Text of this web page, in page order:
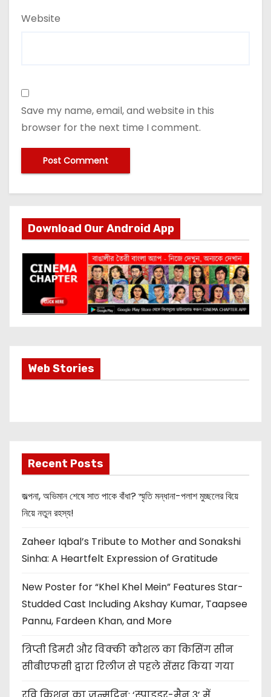
Website
Save my name, email, and website in this
browser for the next time I comment.
Download Our Android App
Web StoriesMost Important
Info about
Recent Posts
জল্পনা, অভিমান শেষে সাত পাকে বাঁধা? স্মৃতি মন্ধানা-পলাশ মুচ্ছলের বিয়ে
নিয়ে নতুন রহস্য!
Zaheer Iqbal’s Tribute to Mother and Sonakshi
Sinha: A Heartfelt Expression of Gratitude
New Poster for “Khel Khel Mein” Features Star-
Studded Cast Including Akshay Kumar, Taapsee
Pannu, Fardeen Khan, and More
त्रिप्ती डिमरी और विक्की कौशल का किसिंग सीन
सीबीएफसी द्वारा रिलीज से पहले सेंसर किया गया